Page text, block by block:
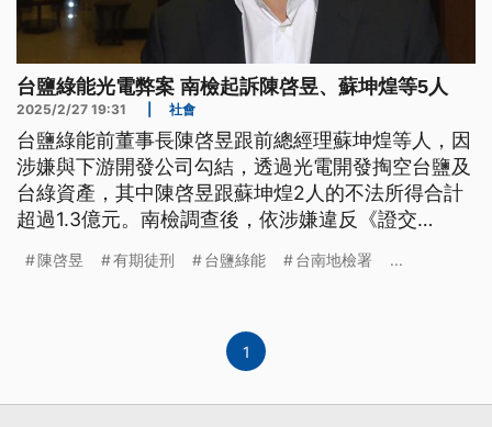
台鹽綠能光電弊案 南檢起訴陳啓昱、蘇坤煌等5人
2025/2/27 19:31 社會
台鹽綠能前董事長陳啓昱跟前總經理蘇坤煌等人，因
涉嫌與下游開發公司勾結，透過光電開發掏空台鹽及
台綠資產，其中陳啓昱跟蘇坤煌2人的不法所得合計
超過1.3億元。南檢調查後，依涉嫌違反《證交
刑、蘇坤煌則是10年有期徒刑。
陳啓昱 有期徒刑 台鹽綠能 台南地檢署 ...
1